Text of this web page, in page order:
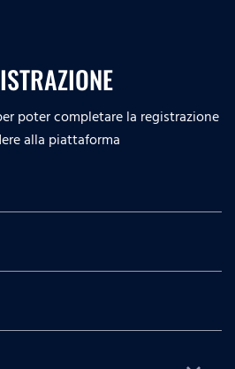
poter completare la registrazione
alla piattaforma